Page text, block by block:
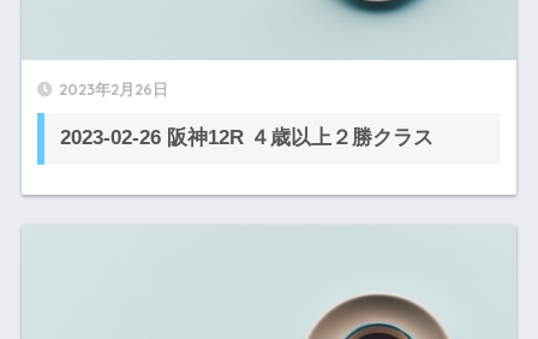
2023年2月26日
2023-02-26 阪神12R ４歳以上２勝クラス